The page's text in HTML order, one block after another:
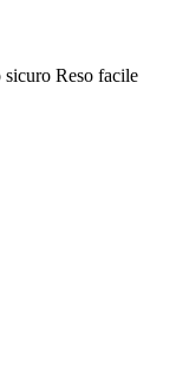
sicuro Reso facile